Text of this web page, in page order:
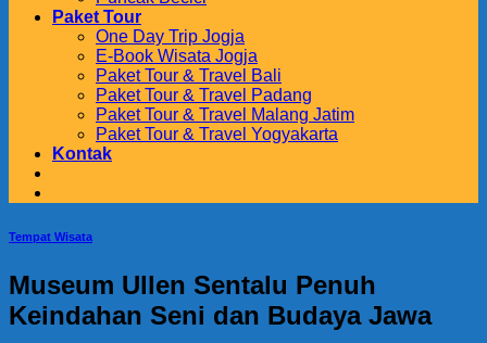
Paket Tour
One Day Trip Jogja
E-Book Wisata Jogja
Paket Tour & Travel Bali
Paket Tour & Travel Padang
Paket Tour & Travel Malang Jatim
Paket Tour & Travel Yogyakarta
Kontak
Tempat Wisata
Museum Ullen Sentalu Penuh
Keindahan Seni dan Budaya Jawa